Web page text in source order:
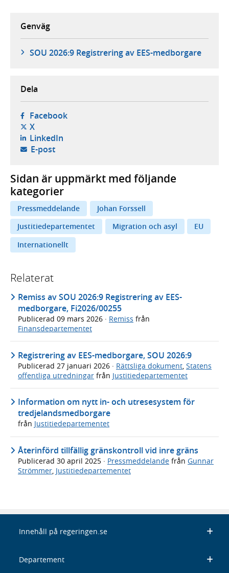
Genväg
SOU 2026:9 Registrering av EES-medborgare
Dela
Facebook- öppnas i ny flik, extern webbplats,
X- öppnas i ny flik, extern webbplats,
LinkedIn- öppnas i ny flik, extern webbplats,
E-post- öppnar din e-postklient,
Sidan är uppmärkt med följande
kategorier
Pressmeddelande
Johan Forssell
Justitiedepartementet
Migration och asyl
EU
Internationellt
Relaterat
Remiss av SOU 2026:9 Registrering av EES-
medborgare, Fi2026/00255
Publicerad 09 mars 2026 · Remiss från
Finansdepartementet
Registrering av EES-medborgare, SOU 2026:9
Publicerad 27 januari 2026 · Rättsliga dokument Statens
offentliga utredningar från Justitiedepartementet
Information om nytt in- och utresesystem för
tredjelandsmedborgare
från Justitiedepartementet
Återinförd tillfällig gränskontroll vid inre gräns
Publicerad 30 april 2025 · Pressmeddelande från Gunnar
Strömmer, Justitiedepartementet
Innehåll på regeringen.se
Departement